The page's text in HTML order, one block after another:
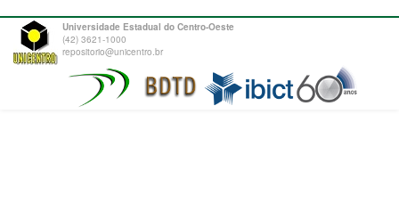
Universidade Estadual do Centro-Oeste
(42) 3621-1000
repositorio@unicentro.br